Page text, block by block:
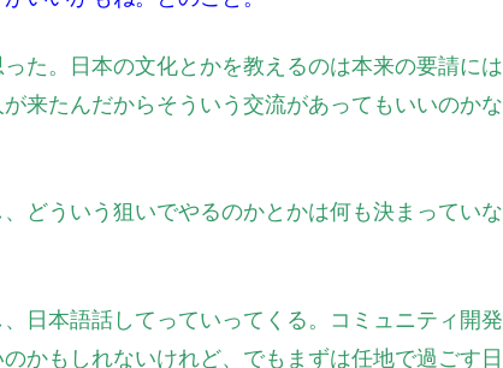
た。日本の文化とかを教えるのは本来の要請には
来たんだからそういう交流があってもいいのかな
どういう狙いでやるのかとかは何も決まっていな
日本語話してっていってくる。コミュニティ開発
かもしれないけれど、でもまずは任地で過ごす日